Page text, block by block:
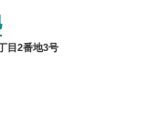
目2番地3号